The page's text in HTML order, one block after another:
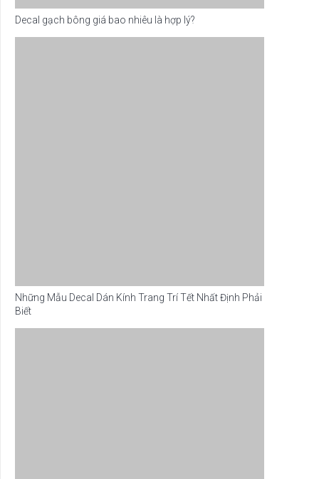
Decal gạch bông giá bao nhiêu là hợp lý?
Những Mẫu Decal Dán Kính Trang Trí Tết Nhất Định Phải
Biết